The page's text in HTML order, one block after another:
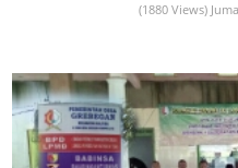
(1880 Views)